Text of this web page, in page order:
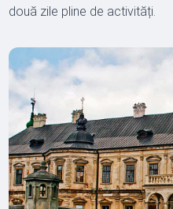
două zile pline de activități.